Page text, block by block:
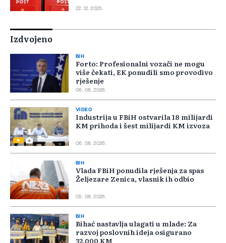
22. 12. 2025.
Izdvojeno
BIH
Forto: Profesionalni vozači ne mogu
više čekati, EK ponudili smo provodivo
rješenje
06. 08. 2026.
VIDEO
Industrija u FBiH ostvarila 18 milijardi
KM prihoda i šest milijardi KM izvoza
06. 08. 2026.
BIH
Vlada FBiH ponudila rješenja za spas
Željezare Zenica, vlasnik ih odbio
05. 08. 2026.
BIH
Bihać nastavlja ulagati u mlade: Za
razvoj poslovnih ideja osigurano
32.000 KM